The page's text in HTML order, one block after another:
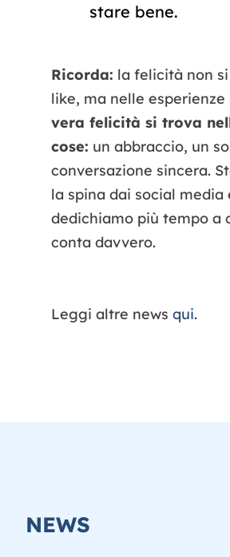
stare bene.
Ricorda: la felicità non
like, ma nelle esperienze
vera felicità si trova
cose: un abbraccio, un
conversazione sincera.
la spina dai social media
dedichiamo più tempo a
conta davvero.
Leggi altre news qui.
NEWS